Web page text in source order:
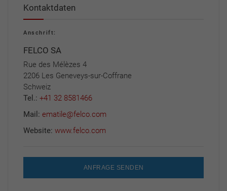
Kontaktdaten
Anschrift:
FELCO SA
Rue des Mélèzes 4
2206 Les Geneveys-sur-Coffrane
Schweiz
Tel.: +41 32 8581466
Mail: ematile@felco.com
Website: www.felco.com
ANFRAGE SENDEN